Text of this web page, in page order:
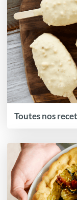
Toutes nos